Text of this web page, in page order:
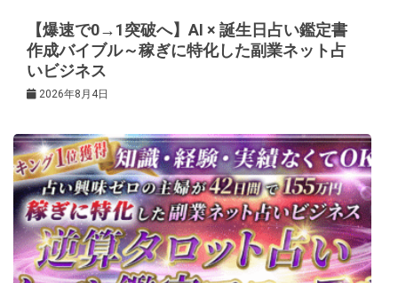
ン【爆速で0→1突破へ】AI × 誕生日占い鑑定書
作成バイブル～稼ぎに特化した副業ネット占
いビジネス
2026年8月4日